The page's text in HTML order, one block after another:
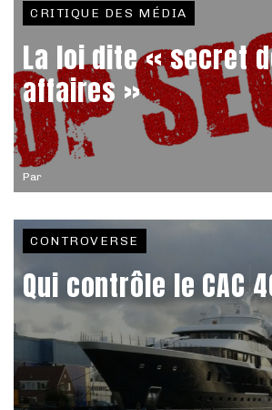
Par
CRITIQUE DES MÉDIA
La loi dite « secret
affaires »
CONTROVERSE
Qui contrôle le CAC